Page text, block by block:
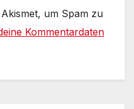
um Spam zu
Kommentardaten